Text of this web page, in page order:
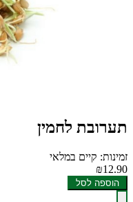
תערובת לחמין
זמינות: קיים במלאי
₪12.90
הוספה לסל